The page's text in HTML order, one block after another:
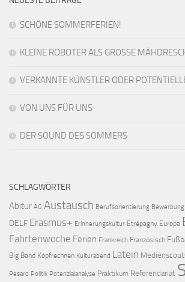
SCHÖNE SOMMERFERIEN!
KLEINE ROBOTER ALS GROSSE
VERKANNTE KÜNSTLER ODER
VON UNS FÜR UNS
DER SOUND DES SOMMERS
SCHLAGWÖRTER
Abitur AG Austausch Berufsorientierung Bewerbung
DELF Erasmus+ Erinnerungskultur Etrépagny Europa
Fahrtenwoche Ferien Frankreich Französisch
Big Band Kopfrechnen Kulturabend Latein
Pesaro Politik Potenzialanalyse Praktikum Referendariat